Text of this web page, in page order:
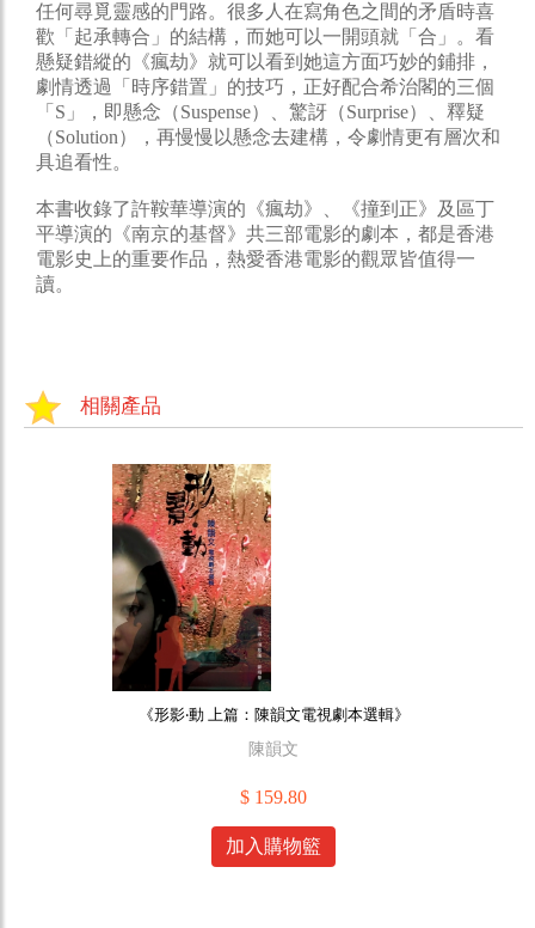
任何尋覓靈感的門路。很多人在寫角色之間的矛盾時喜
歡「起承轉合」的結構，而她可以一開頭就「合」。看
懸疑錯縱的《瘋劫》就可以看到她這方面巧妙的鋪排，
劇情透過「時序錯置」的技巧，正好配合希治閣的三個
「S」，即懸念（Suspense）、驚訝（Surprise）、釋疑
（Solution），再慢慢以懸念去建構，令劇情更有層次和
具追看性。
本書收錄了許鞍華導演的《瘋劫》、《撞到正》及區丁
平導演的《南京的基督》共三部電影的劇本，都是香港
電影史上的重要作品，熱愛香港電影的觀眾皆值得一
讀。
相關產品
《形影‧動 上篇：陳韻文電視劇本選輯》
陳韻文
$ 159.80
加入購物籃